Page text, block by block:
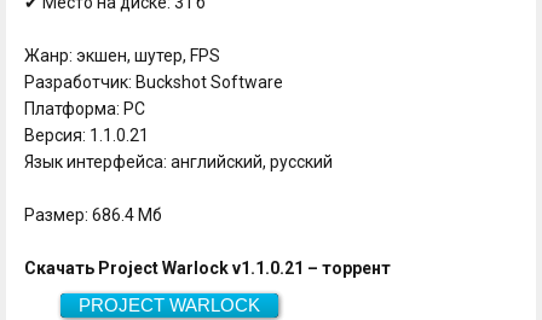
Жанр: экшен, шутер, FPS
Разработчик: Buckshot Software
Платформа: PC
Версия: 1.1.0.21
Язык интерфейса: английский, русский
Размер: 686.4 Мб
Скачать Project Warlock v1.1.0.21 – торрент
PROJECT WARLOCK
686.4 Мб
Скачать